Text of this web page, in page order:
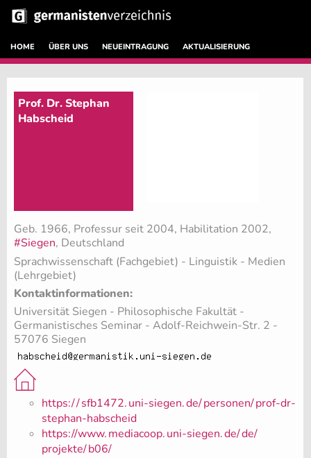
HOME ÜBER UNS NEUEINTRAGUNG AKTUALISIERUNG
Prof. Dr. Stephan
Habscheid
Geb. 1966, Professur seit 2004, Habilitation 2002,
#Siegen, Deutschland
Sprachwissenschaft (Fachgebiet) - Linguistik - Medien
(Lehrgebiet)
Kontaktinformationen:
Universität Siegen - Philosophische Fakultät -
Germanistisches Seminar - Adolf-Reichwein-Str. 2 -
57076 Siegen
https://sfb1472.uni-siegen.de/personen/prof-dr-
stephan-habscheid
https://www.mediacoop.uni-siegen.de/de/
projekte/b06/